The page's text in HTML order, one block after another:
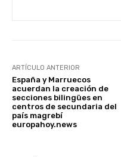
ARTÍCULO ANTERIOR
España y Marruecos
acuerdan la creación de
secciones bilingües en
centros de secundaria del
país magrebí
europahoy.news